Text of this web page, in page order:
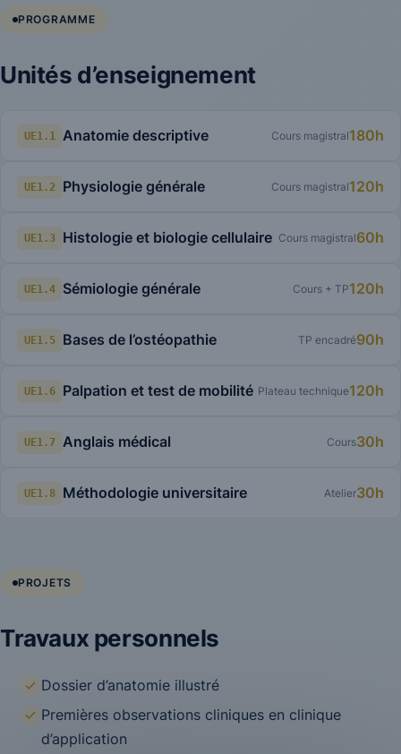
PROGRAMME
Unités d’enseignement
UE1.1 Anatomie descriptive Cours magistral180h
UE1.2 Physiologie générale Cours magistral120h
UE1.3 Histologie et biologie cellulaire Cours magistral60h
UE1.4 Sémiologie générale Cours + TP120h
UE1.5 Bases de l’ostéopathie TP encadré90h
UE1.6 Palpation et test de mobilité Plateau technique120h
UE1.7 Anglais médical Cours30h
UE1.8 Méthodologie universitaire Atelier30h
PROJETS
Travaux personnels
Dossier d’anatomie illustré
Premières observations cliniques en clinique
d’application